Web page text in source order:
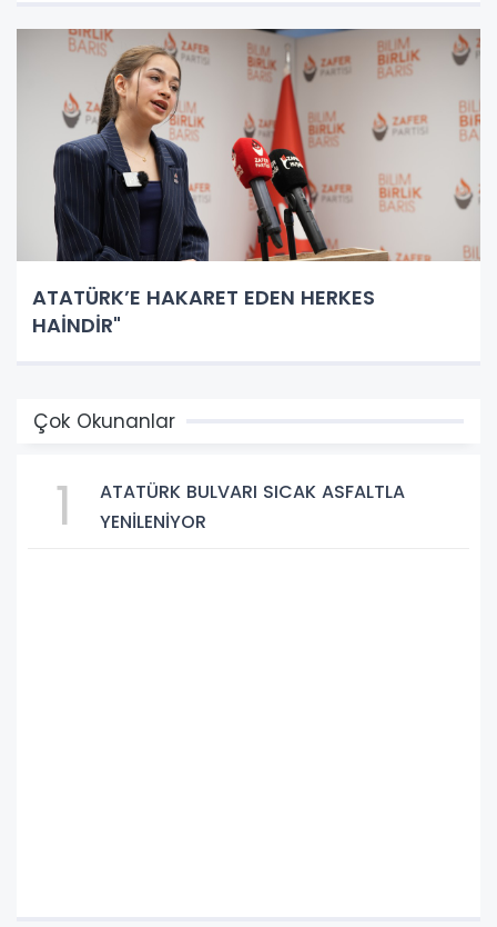
ATATÜRK’E HAKARET EDEN HERKES
HAİNDİR"
Çok Okunanlar
1
ATATÜRK BULVARI SICAK ASFALTLA
YENİLENİYOR